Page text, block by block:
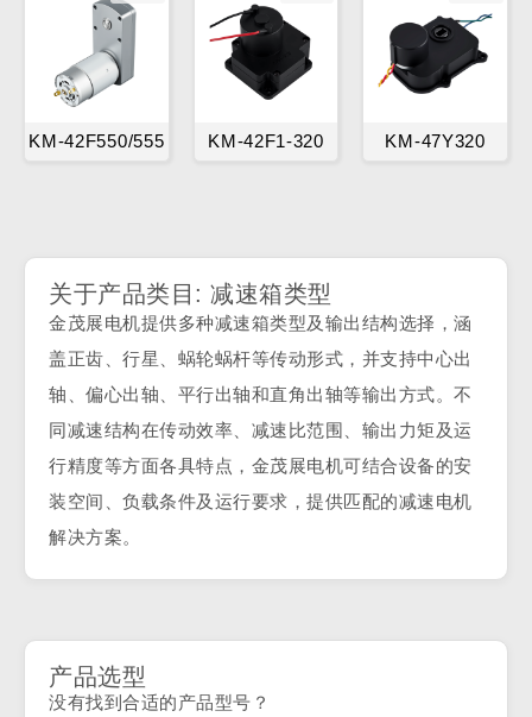
KM-42F550/555 KM-42F1-320 KM-47Y320
关于产品类目: 减速箱类型
金茂展电机提供多种减速箱类型及输出结构选择，涵
盖正齿、行星、蜗轮蜗杆等传动形式，并支持中心出
轴、偏心出轴、平行出轴和直角出轴等输出方式。不
同减速结构在传动效率、减速比范围、输出力矩及运
行精度等方面各具特点，金茂展电机可结合设备的安
装空间、负载条件及运行要求，提供匹配的减速电机
解决方案。
产品选型
没有找到合适的产品型号？